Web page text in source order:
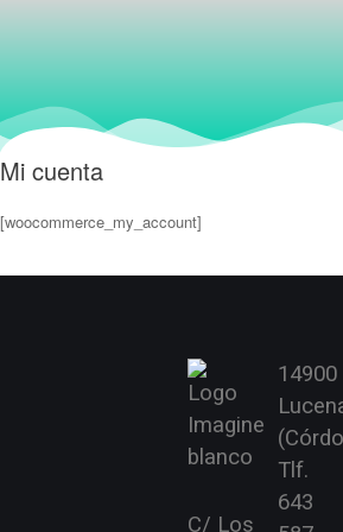
Mi cuenta
[woocommerce_my_account]
C/ Los
14900
Tlf.
643